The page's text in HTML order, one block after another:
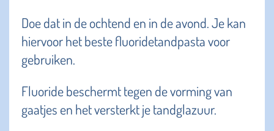
Doe dat in de ochtend en in de avond. Je kan
hiervoor het beste fluoridetandpasta voor
gebruiken.
Fluoride beschermt tegen de vorming van
gaatjes en het versterkt je tandglazuur.